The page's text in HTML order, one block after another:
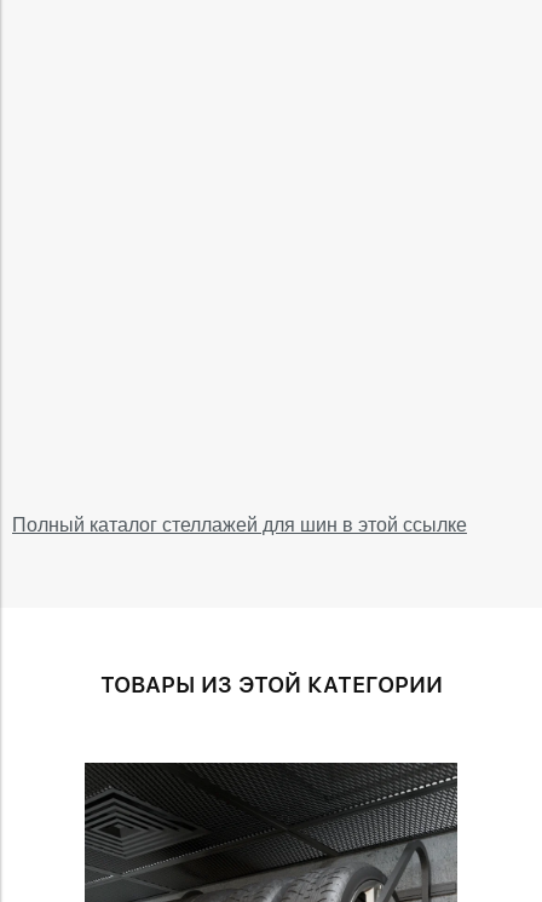
Полный каталог стеллажей для шин в этой ссылке
ТОВАРЫ ИЗ ЭТОЙ КАТЕГОРИИ